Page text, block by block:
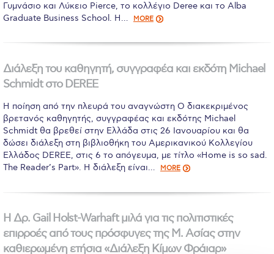
Deree Fall Intensive
Deree Solar PV System
Engineering & Science (in collaboration with Clarkson
University)
Fall Campaign 2021
Fall Campaign 2022
Fall Campaign 2024
Fall Campaign 2026 [EN]
Γυμνάσιο και Λύκειο Pierce, το κολλέγιο Deree και το Alba
Graduate Business School. H…
MORE
Διάλεξη του καθηγητή, συγγραφέα και εκδότη Michael
Schmidt στο DEREE
Η ποίηση από την πλευρά του αναγνώστη O διακεκριμένος
βρετανός καθηγητής, συγγραφέας και εκδότης Michael
Schmidt θα βρεθεί στην Ελλάδα στις 26 Ιανουαρίου και θα
δώσει διάλεξη στη βιβλιοθήκη του Αμερικανικού Κολλεγίου
Ελλάδος DEREE, στις 6 το απόγευμα, με τίτλο «Home is so sad.
The Reader’s Part». Η διάλεξη είναι…
MORE
H Δρ. Gail Holst-Warhaft μιλά για τις πολιτιστικές
επιρροές από τους πρόσφυγες της Μ. Ασίας στην
καθιερωμένη ετήσια «Διάλεξη Κίμων Φράιαρ»